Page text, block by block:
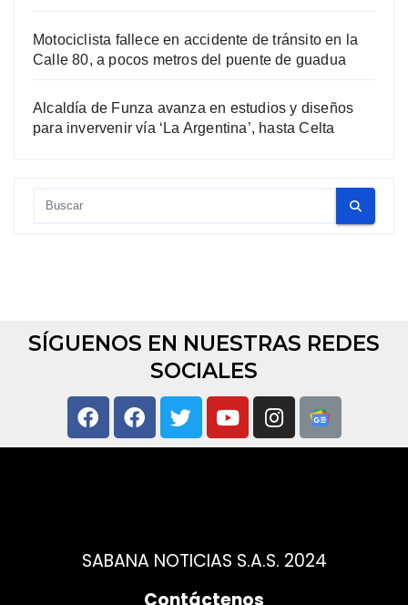
Motociclista fallece en accidente de tránsito en la
Calle 80, a pocos metros del puente de guadua
Alcaldía de Funza avanza en estudios y diseños
para invervenir vía ‘La Argentina’, hasta Celta
SÍGUENOS EN NUESTRAS REDES
SOCIALES
SABANA NOTICIAS S.A.S. 2024
Contáctenos